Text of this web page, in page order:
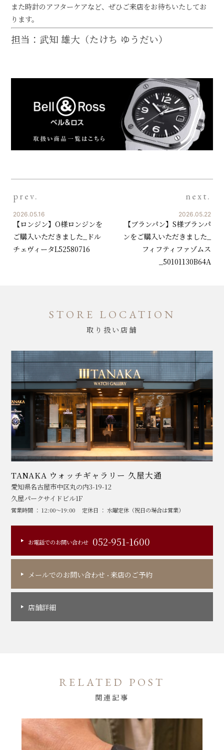
また時計のアフターケアなど、ぜひご来店をお待ちいたしてお
ります。
担当：武知 雄大（たけち ゆうだい）
prev.
2026.05.16
【ロンジン】O様ロンジンを
ご購入いただきました_ドル
チェヴィータL52580716
next.
2026.05.22
【ブランパン】S様ブランパ
ンをご購入いただきました_
フィフティファゾムス
_50101130B64A
STORE LOCATION
取り扱い店舗
TANAKA ウォッチギャラリー 久屋大通
愛知県名古屋市中区丸の内3-19-12
久屋パークサイドビル1F
営業時間 ： 12:00～19:00 定休日 ： 水曜定休（祝日の場合は営業）
お電話でのお問い合わせ 052-951-1600
メールでのお問い合わせ ・来店のご予約
店舗詳細
RELATED POST
関連記事